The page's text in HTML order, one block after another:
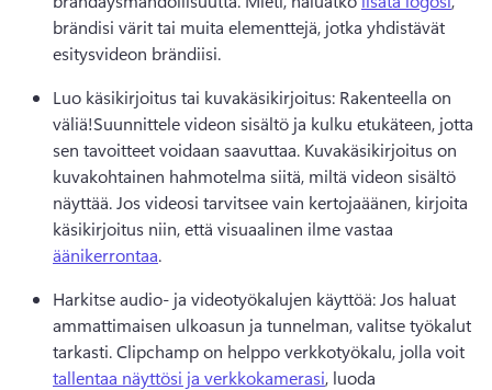
brändisi värit tai muita elementtejä, jotka yhdistävät
esitysvideon brändiisi.
Luo käsikirjoitus tai kuvakäsikirjoitus: Rakenteella on
väliä!Suunnittele videon sisältö ja kulku etukäteen, jotta
sen tavoitteet voidaan saavuttaa. Kuvakäsikirjoitus on
kuvakohtainen hahmotelma siitä, miltä videon sisältö
näyttää. Jos videosi tarvitsee vain kertojaäänen, kirjoita
käsikirjoitus niin, että visuaalinen ilme vastaa
äänikerrontaa.
Harkitse audio- ja videotyökalujen käyttöä: Jos haluat
ammattimaisen ulkoasun ja tunnelman, valitse työkalut
tarkasti. Clipchamp on helppo verkkotyökalu, jolla voit
tallentaa näyttösi ja verkkokamerasi, luoda